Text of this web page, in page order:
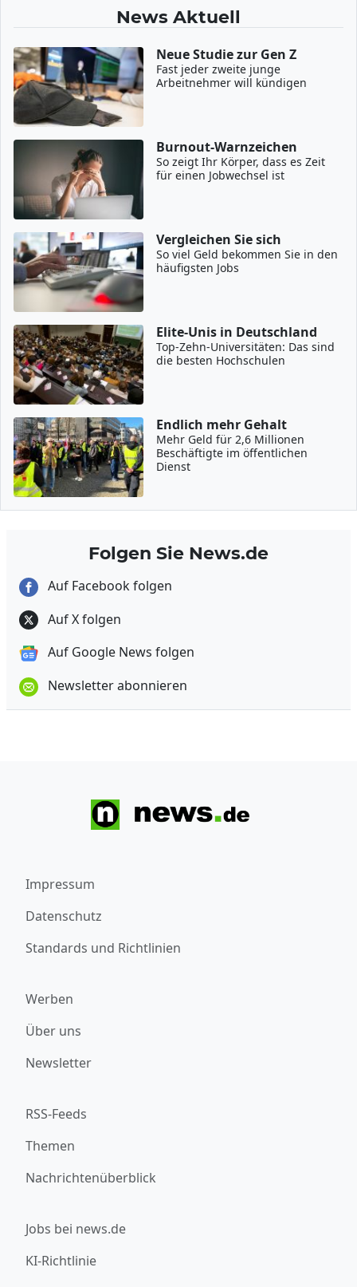
News Aktuell
Neue Studie zur Gen Z
Fast jeder zweite junge
Arbeitnehmer will kündigen
Burnout-Warnzeichen
So zeigt Ihr Körper, dass es Zeit
für einen Jobwechsel ist
Vergleichen Sie sich
So viel Geld bekommen Sie in den
häufigsten Jobs
Elite-Unis in Deutschland
Top-Zehn-Universitäten: Das sind
die besten Hochschulen
Endlich mehr Gehalt
Mehr Geld für 2,6 Millionen
Beschäftigte im öffentlichen
Dienst
Folgen Sie News.de
Auf Facebook folgen
Auf X folgen
Auf Google News folgen
Newsletter abonnieren
Impressum
Datenschutz
Standards und Richtlinien
Werben
Über uns
Newsletter
RSS-Feeds
Themen
Nachrichtenüberblick
Jobs bei news.de
KI-Richtlinie